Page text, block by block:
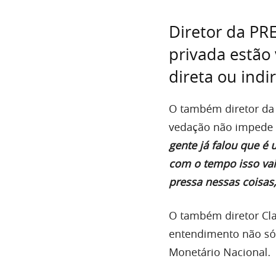
Diretor da
privada
direta ou
O também diretor da
vedação não
gente já falou que é
com o tempo isso
pressa nessas
O também diretor
entendimento não
Monetário Nacional.